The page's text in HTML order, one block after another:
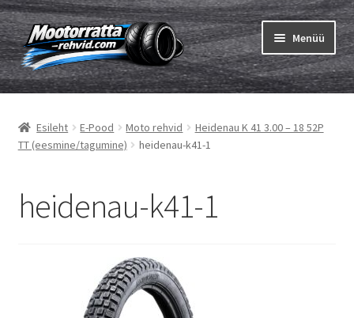
Liigu
navigeerimisele
Liigu
sisu
juurde
Menüü
Rehvid
Ava
Sisekumm
Ava
Rehvid info
Esileht E-Pood Moto rehvid
Heidenau K 41 3.00 – 18 52P
TT (eesmine/tagumine)
heidenau-k41-1
heidenau-k41-1